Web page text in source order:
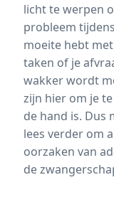
licht te werpen
probleem
moeite hebt
taken of je
wakker wordt
zijn hier om je
de hand is. Dus
lees verder om
oorzaken van
de